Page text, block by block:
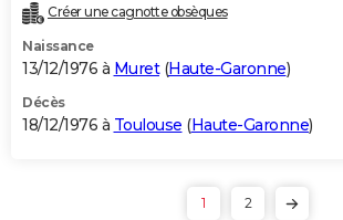
Créer une cagnotte obsèques
Naissance
13/12/1976 à Muret(Haute-Garonne)
Décès
18/12/1976 à Toulouse (Haute-Garonne)
1 2